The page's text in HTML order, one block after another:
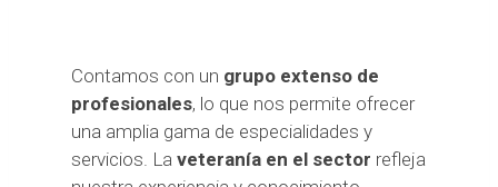
Contamos con un grupo extenso de
profesionales, lo que nos permite ofrecer
una amplia gama de especialidades y
servicios. La veteranía en el sector refleja